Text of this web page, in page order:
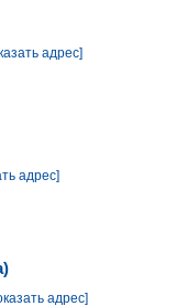
адрес]
адрес]
адрес]